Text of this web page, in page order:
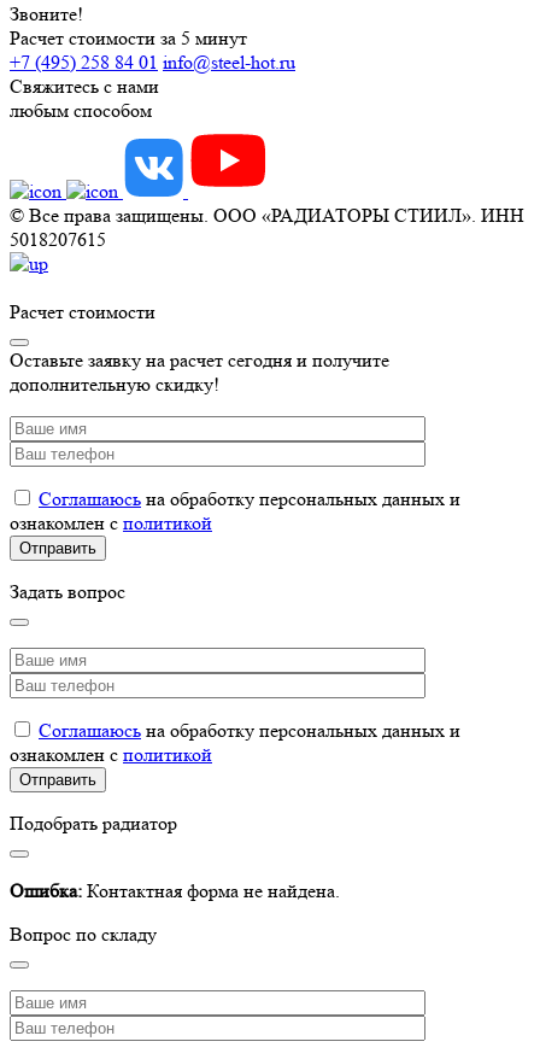
Звоните!
Расчет стоимости за 5 минут
+7 (495) 258 84 01 info@steel-hot.ru
Свяжитесь с нами
любым способом
© Все права защищены. ООО «РАДИАТОРЫ СТИИЛ». ИНН
5018207615
Расчет стоимости
Оставьте заявку на расчет сегодня и получите
дополнительную скидку!
Соглашаюсь на обработку персональных данных и
ознакомлен с политикой
Задать вопрос
Соглашаюсь на обработку персональных данных и
ознакомлен с политикой
Подобрать радиатор
Ошибка: Контактная форма не найдена.
Вопрос по складу